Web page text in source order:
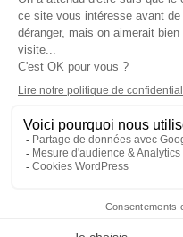
Contactez-nous-
confidentialité-Gestion des